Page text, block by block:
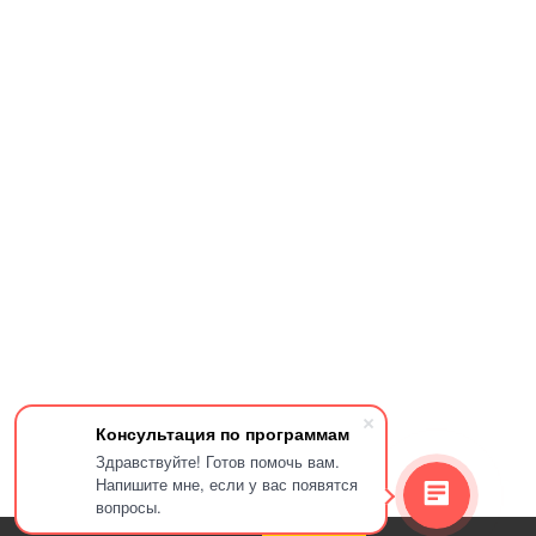
Консультация по программам
Здравствуйте! Готов помочь вам.
Напишите мне, если у вас появятся
вопросы.